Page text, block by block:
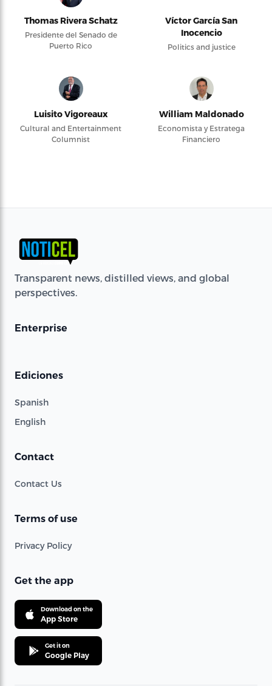
Thomas Rivera Schatz
Presidente del Senado de
Puerto Rico
Víctor García San
Inocencio
Politics and justice
Luisito Vigoreaux
Cultural and Entertainment
Columnist
William Maldonado
Economista y Estratega
Financiero
Transparent news, distilled views, and global
perspectives.
Enterprise
Ediciones
Spanish
English
Contact
Contact Us
Terms of use
Privacy Policy
Get the app
Download on the
App Store
Get it on
Google Play